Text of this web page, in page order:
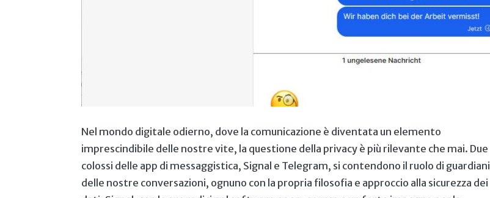
Nel mondo digitale odierno, ​dove la⁢ comunicazione è diventata un elemento
imprescindibile delle‌ nostre vite, la questione ⁤della privacy è ‌più rilevante che ⁢mai. Due
colossi delle app ⁤di messaggistica, Signal e Telegram, si contendono il ruolo di guardiani
delle ‍nostre conversazioni, ognuno con⁢ la propria filosofia e approccio alla sicurezza dei